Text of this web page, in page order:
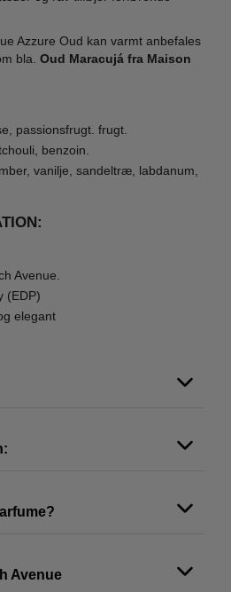
Azzure Oud kan varmt anbefales
bla. Oud Maracujá fra Maison
passionsfrugt. frugt.
benzoin.
vanilje, sandeltræ, labdanum,
Avenue.
(EDP)
elegant
Avenue